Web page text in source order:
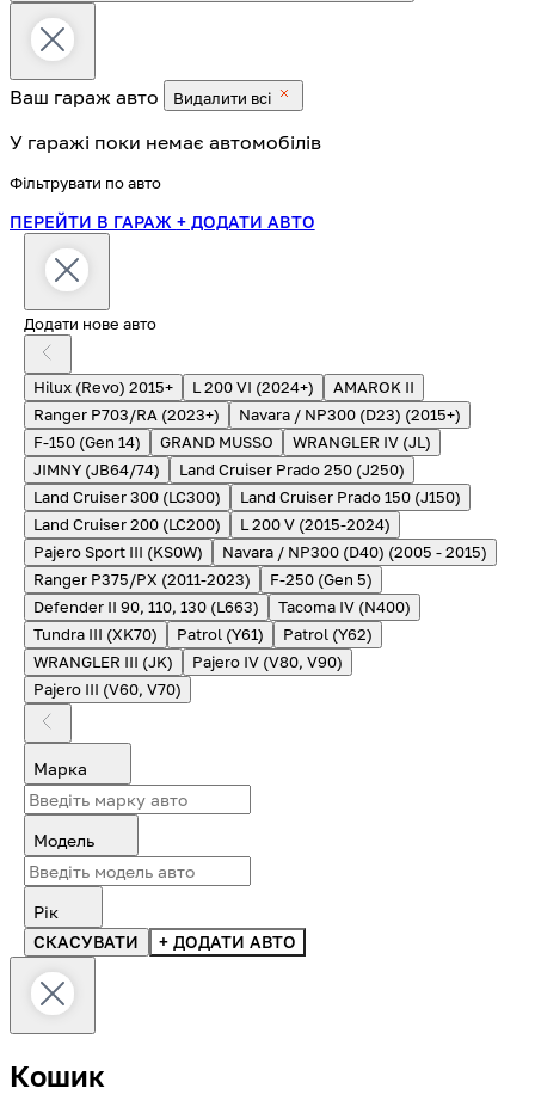
Ваш гараж авто Видалити всі
У гаражі поки немає автомобілів
Фільтрувати по авто
ПЕРЕЙТИ В ГАРАЖ + ДОДАТИ АВТО
Додати нове авто
Hilux (Revo) 2015+ L 200 VI (2024+)
AMAROK II
Ranger P703/RA (2023+)
Navara / NP300 (D23) (2015+)
F-150 (Gen 14)
GRAND MUSSO
WRANGLER IV (JL)
JIMNY (JB64/74)
Land Cruiser Prado 250 (J250)
Land Cruiser 300 (LC300)
Land Cruiser Prado 150 (J150)
Land Cruiser 200 (LC200)
L 200 V (2015-2024)
Pajero Sport III (KS0W)
Navara / NP300 (D40) (2005 - 2015)
Ranger P375/PX (2011-2023)
F-250 (Gen 5)
Defender II 90, 110, 130 (L663)
Tacoma IV (N400)
Tundra III (XK70)
Patrol (Y61)
Patrol (Y62)
WRANGLER III (JK)
Pajero IV (V80, V90)
Pajero III (V60, V70)
Марка
Модель
Рік
СКАСУВАТИ
+ ДОДАТИ АВТО
Кошик